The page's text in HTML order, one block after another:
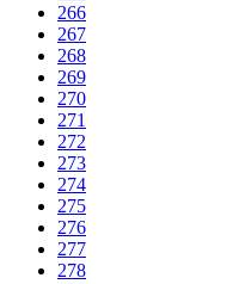
266
267
268
269
270
271
272
273
274
275
276
277
278